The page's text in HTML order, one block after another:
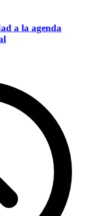
a la agenda